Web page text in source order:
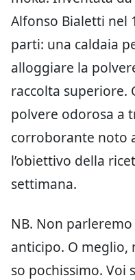
Alfonso Bialetti nel
parti: una caldaia
alloggiare la
raccolta superiore.
polvere odorosa a
corroborante noto
l’obiettivo della
settimana.
NB. Non
anticipo. O meglio,
so pochissimo. Voi